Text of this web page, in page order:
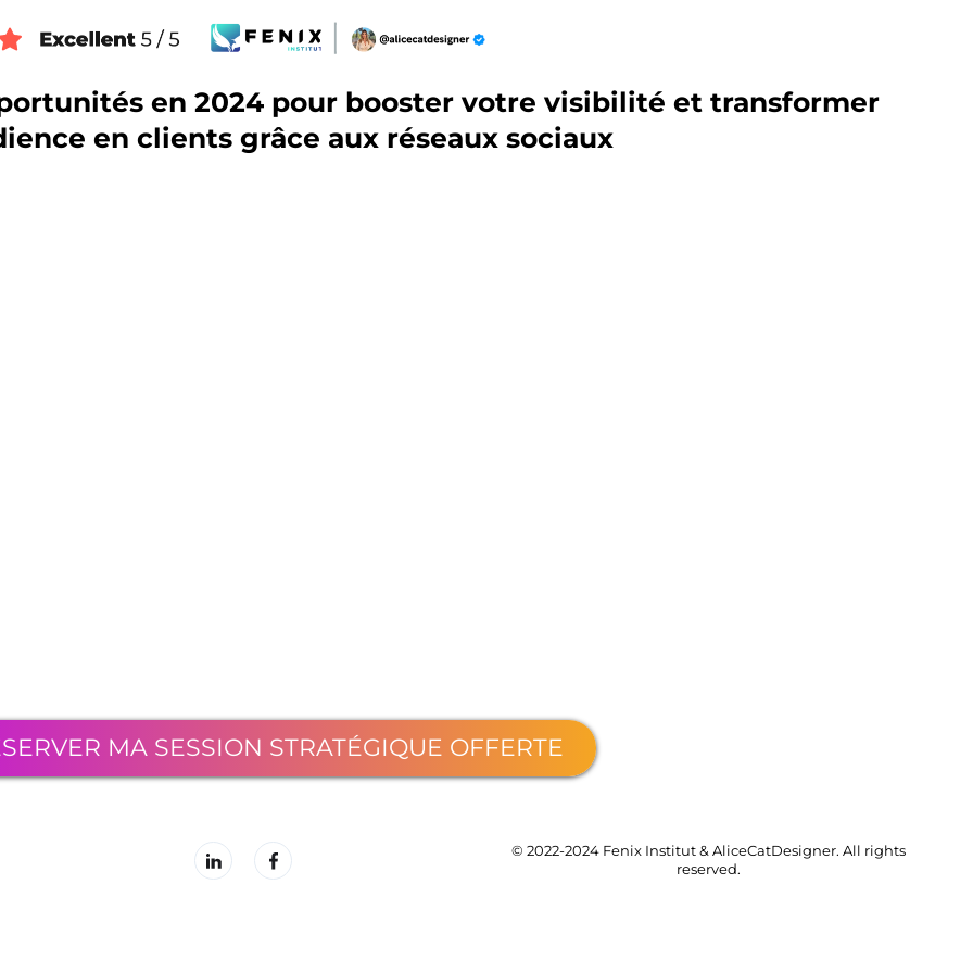
en 2024 pour booster votre visibilité et transformer
en clients grâce aux réseaux sociaux
MA SESSION STRATÉGIQUE OFFERTE
© 2022-2024 Fenix Institut & AliceCatDesigner. All rights
reserved.